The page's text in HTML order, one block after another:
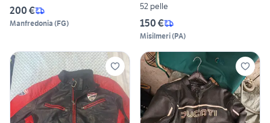
200 €
Manfredonia (FG)
52 pelle
150 €
Misilmeri(PA)